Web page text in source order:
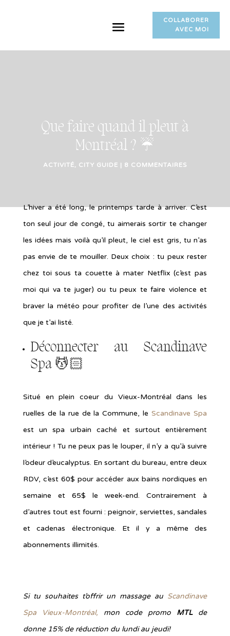
COLLABORER
AVEC MOI
Que faire quand il pleut à
Montréal ? ☔
ACTIVITÉ, CITY GUIDE | 8 COMMENTAIRES
L’hiver a été long, le printemps tarde à arriver. C’est
ton seul jour de congé, tu aimerais sortir te changer
les idées mais voilà qu’il pleut, le ciel est gris, tu n’as
pas envie de te mouiller. Deux choix : tu peux rester
chez toi sous ta couette à mater Netflix (c’est pas
moi qui va te juger) ou tu peux te faire violence et
braver la météo pour profiter de l’une des activités
que je t’ai listé.
Déconnecter au Scandinave
Spa💆🏻
Situé en plein coeur du Vieux-Montréal dans les
ruelles de la rue de la Commune, leScandinave Spa
est un spa urbain caché et surtout entièrement
intérieur ! Tu ne peux pas le louper, il n’y a qu’à suivre
l’odeur d’eucalyptus. En sortant du bureau, entre deux
RDV, c’est 60$ pour accéder aux bains nordiques en
semaine et 65$ le week-end. Contrairement à
d’autres tout est fourni : peignoir, serviettes, sandales
et cadenas électronique. Et il y a même des
abonnements illimités.
Si tu souhaites t’offrir un massage au Scandinave
Spa Vieux-Montréal, mon code promo MTLde
donne 15% de réduction du lundi au jeudi!